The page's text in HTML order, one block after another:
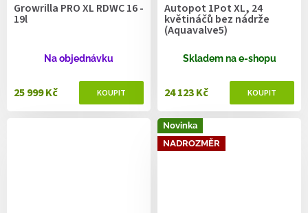
Growrilla PRO XL RDWC 16 -
19l
Na objednávku
25 999 Kč
Autopot 1Pot XL, 24
květináčů bez nádrže
(Aquavalve5)
Skladem na e-shopu
24 123 Kč
Novinka
NADROZMĚR